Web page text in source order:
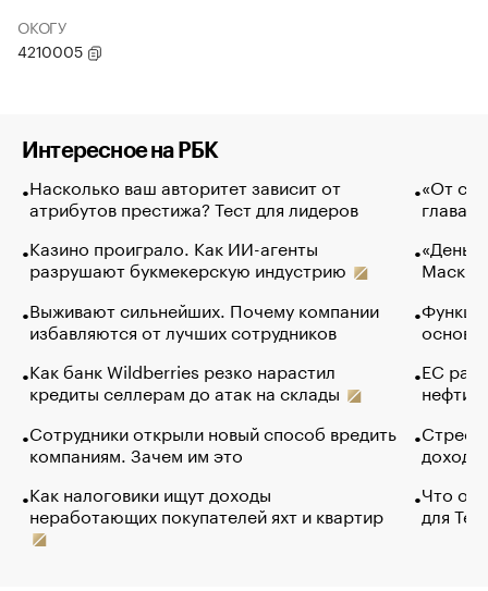
ОКОГУ
4210005
Интересное на РБК
Насколько ваш авторитет зависит от
атрибутов престижа? Тест для лидеров
Казино проиграло. Как ИИ-агенты
разрушают букмекерскую индустрию
Выживают сильнейших. Почему компании
избавляются от лучших сотрудников
Как банк Wildberries резко нарастил
кредиты селлерам до атак на склады
Сотрудники открыли новый способ вредить
компаниям. Зачем им это
Как налоговики ищут доходы
неработающих покупателей яхт и квартир
«От
глава
Маск в
основ
ЕС
нефти
Что
для